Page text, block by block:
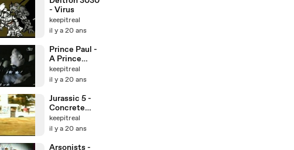
- Virus
keepitreal
il y a 20 ans
Prince Paul -
A Prince
Among
Thieves
keepitreal
il y a 20 ans
Jurassic 5 -
Concrete
Schoolyard
keepitreal
il y a 20 ans
Arsonists -